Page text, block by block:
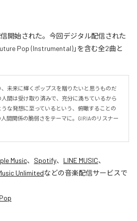
信開始された。今回デジタル配信された
Pop (Instrumental)」を含む全2曲と
未来に輝くポップスを贈りたいと思うものだ
間は受け取り済みで、充分に満ちているから
な発想に至っているという、俯瞰することの
間関係の脆弱さをテーマに。GIRIAのリスナー
Music、 Spotify、 LINE MUSIC、
Unlimitedなどの音楽配信サービスで